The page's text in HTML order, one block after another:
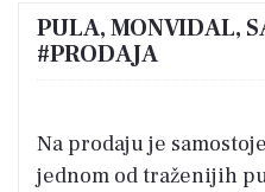
PULA, MONVIDAL,
#PRODAJA
Na prodaju je
jednom od traženijih